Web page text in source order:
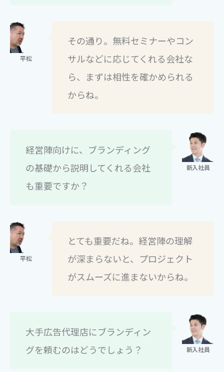
その通り。無料セミナーやコン
サルなどに応じてくれる会社な
ら、まずは相性を確かめられる
からね。
経営陣向けに、ブランディング
の基礎から説明してくれる会社
も重要ですか？
とても重要だね。経営陣の理解
が深まらないと、プロジェクト
がスムーズに進まないからね。
大手広告代理店にブランディン
グを頼むのはどうでしょう？